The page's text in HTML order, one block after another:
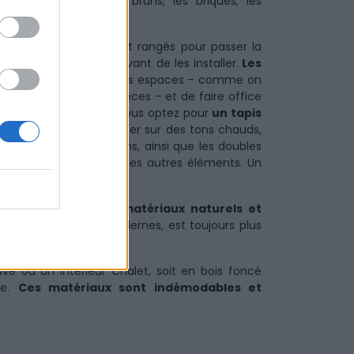
peut-être roulés et rangés pour passer la
s’ils sont propres avant de les installer. Les
, de séparer les espaces – comme on
les différentes pièces – et de faire office
le confort surtout si vous optez pour un tapis
tous.
On peut miser sur des tons chauds,
et les coussins, ainsi que les doubles
mettre en valeur les autres éléments. Un
d’opter pour des
matériaux naturels et
table aux lignes modernes, est toujours plus
ou un intérieur Chalet, soit en bois foncé
Ces matériaux sont indémodables et